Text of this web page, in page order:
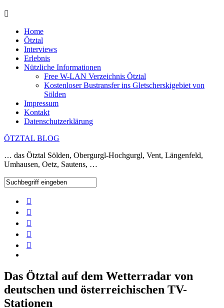
Home
Ötztal
Interviews
Erlebnis
Nützliche Informationen
Free W-LAN Verzeichnis Ötztal
Kostenloser Bustransfer ins Gletscherskigebiet von
Sölden
Impressum
Kontakt
Datenschutzerklärung
ÖTZTAL BLOG
… das Ötztal Sölden, Obergurgl-Hochgurgl, Vent, Längenfeld,
Umhausen, Oetz, Sautens, …
Das Ötztal auf dem Wetterradar von
deutschen und österreichischen TV-
Stationen